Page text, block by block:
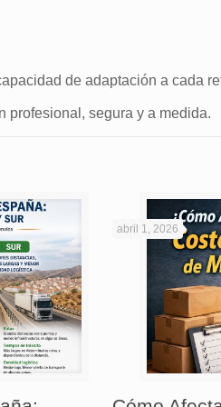
de adaptación a cada
profesional, segura y a medida.
abril 1, 2026